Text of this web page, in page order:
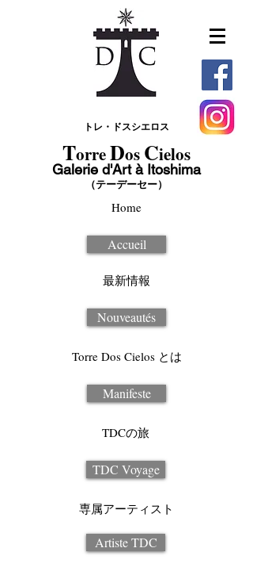
トレ・ドスシエロス
TorreDos Cielos
Galerie d'Art à Itoshima
（テーデーセー）
Home
Accueil
最新情報
Nouveautés
Torre Dos Cielos とは
Manifeste
TDCの旅
TDC Voyage
専属アーティスト
Artiste TDC